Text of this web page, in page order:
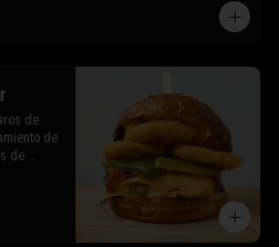
de
de
de